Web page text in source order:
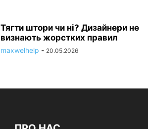
Тягти штори чи ні? Дизайнери не
визнають жорстких правил
maxwelhelp - 20.05.2026